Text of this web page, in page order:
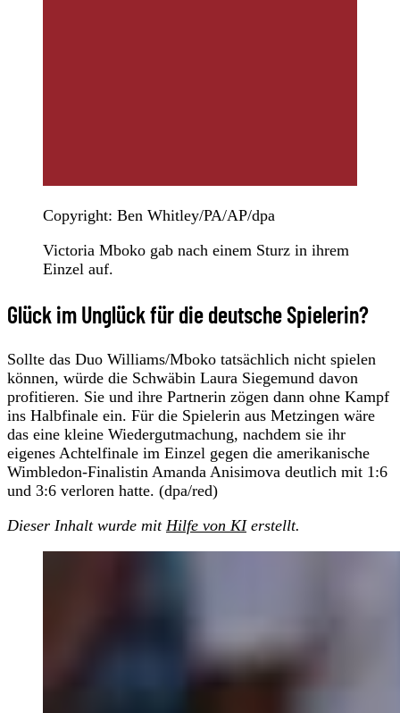
Copyright: Ben Whitley/PA/AP/dpa
Victoria Mboko gab nach einem Sturz in ihrem
Einzel auf.
Glück im Unglück für die deutsche Spielerin?
Sollte das Duo Williams/Mboko tatsächlich nicht spielen
können, würde die Schwäbin Laura Siegemund davon
profitieren. Sie und ihre Partnerin zögen dann ohne Kampf
ins Halbfinale ein. Für die Spielerin aus Metzingen wäre
das eine kleine Wiedergutmachung, nachdem sie ihr
eigenes Achtelfinale im Einzel gegen die amerikanische
Wimbledon-Finalistin Amanda Anisimova deutlich mit 1:6
und 3:6 verloren hatte. (dpa/red)
Dieser Inhalt wurde mit Hilfe von KIerstellt.